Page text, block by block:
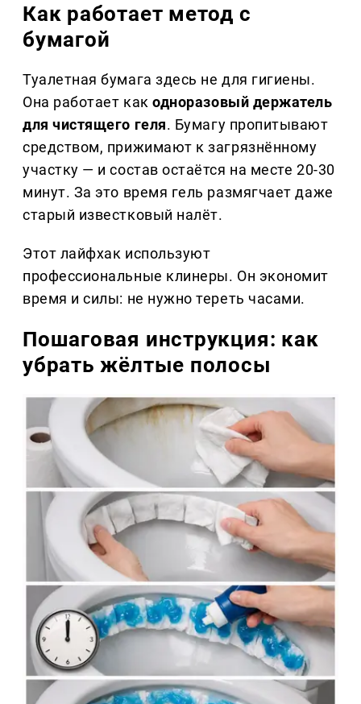
Как работает метод с
бумагой
Туалетная бумага здесь не для гигиены.
Она работает какодноразовый держатель
для чистящего геля. Бумагу пропитывают
средством, прижимают к загрязнённому
участку — и состав остаётся на месте 20-30
минут. За это время гель размягчает даже
старый известковый налёт.
Этот лайфхак используют
профессиональные клинеры. Он экономит
время и силы: не нужно тереть часами.
Пошаговая инструкция: как
убрать жёлтые полосы